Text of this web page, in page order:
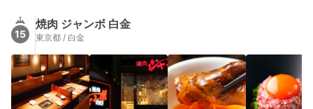
15
焼肉 ジャンボ 白金
東京都 / 白金